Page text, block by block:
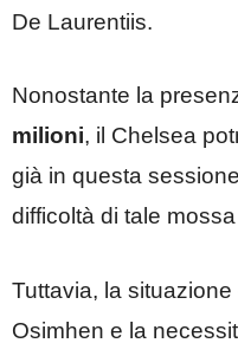
De Laurentiis.
Nonostante la
milioni, il Chelsea
già in questa
difficoltà di tale
Tuttavia, la
Osimhen e la